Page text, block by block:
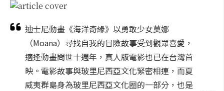
迪士尼動畫《海洋奇緣》以勇敢少女莫娜
（Moana）尋找自我的冒險故事受到觀眾喜愛，
適逢動畫問世十週年，真人版電影也已在台灣首
映。電影故事與玻里尼西亞文化緊密相連，而夏
威夷群島身為玻里尼西亞文化圈的一部分，也是